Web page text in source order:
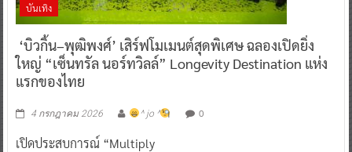
บันเทิง
‘บิวกิ้น–พุฒิพงศ์’ เสิร์ฟโมเมนต์สุดพิเศษ ฉลองเปิดยิ่ง
ใหญ่ “เซ็นทรัล นอร์ทวิลล์” Longevity Destination แห่ง
แรกของไทย
4 กรกฎาคม 2026 ^ jo ^ 0
เปิดประสบการณ์ “Multiply